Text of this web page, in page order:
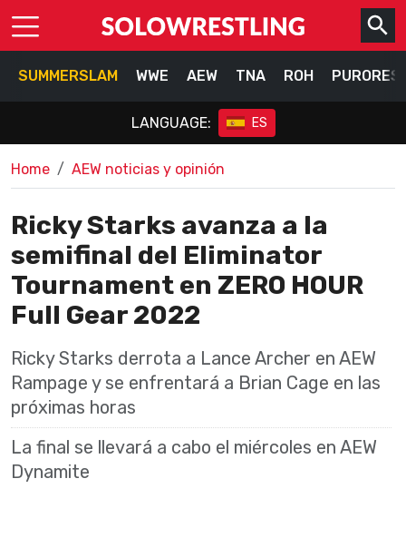
SUMMERSLAM WWE AEW TNA ROH
LANGUAGE: ES
Home AEW noticias y opinión
Ricky Starks avanza a la
semifinal del Eliminator
Tournament en ZERO HOUR
Full Gear 2022
Ricky Starks derrota a Lance Archer en AEW
Rampage y se enfrentará a Brian Cage en las
próximas horas
La final se llevará a cabo el miércoles en AEW
Dynamite